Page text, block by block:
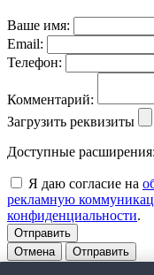
Ваше имя:
Email:
Телефон:
Комментарий:
Загрузить реквизиты
Доступные
Я даю согласие на
рекламную
конфиденциальности.
Отправить
Отмена
Отправить